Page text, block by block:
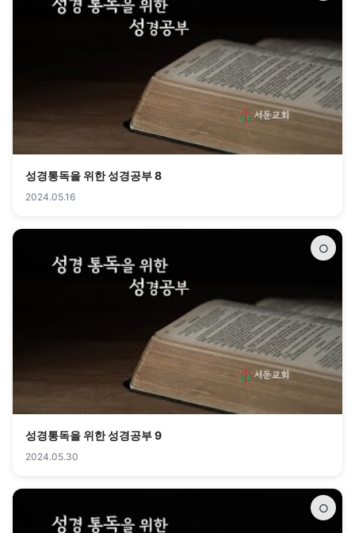
성경통독을 위한 성경공부 8
2024.05.16
○
성경통독을 위한 성경공부 9
2024.05.30
○